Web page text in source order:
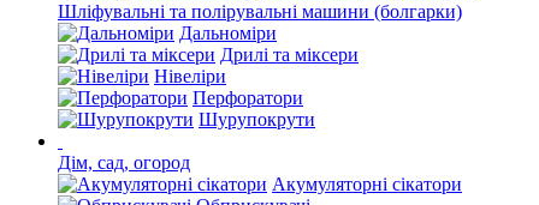
Шліфувальні та полірувальні машини (болгарки)
Дальноміри
Дрилі та міксери
Нівеліри
Перфоратори
Шурупокрути
Дім, сад, огород
Акумуляторні сікатори